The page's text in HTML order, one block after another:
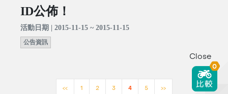
ID公佈！
活動日期 | 2015-11-15 ~ 2015-11-15
公告資訊
<< 1 2 3 4 5 >>
Close
0